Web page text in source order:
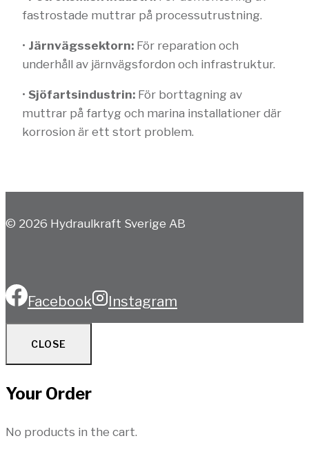
fastrostade muttrar på processutrustning.
• Järnvägssektorn: För reparation och
underhåll av järnvägsfordon och infrastruktur.
• Sjöfartsindustrin: För borttagning av
muttrar på fartyg och marina installationer där
korrosion är ett stort problem.
© 2026 Hydraulkraft Sverige AB
Facebook Instagram
CLOSE
Your Order
No products in the cart.